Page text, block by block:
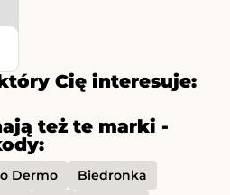
Cię interesuje:
też te marki -
Dermo
Biedronka